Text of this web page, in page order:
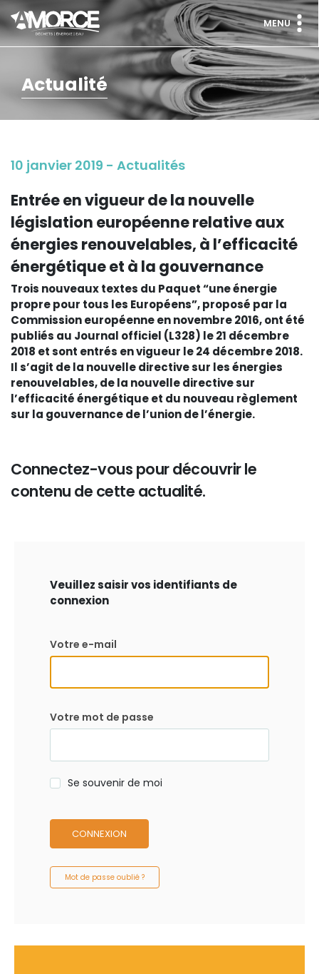
MENU
Actualité
10 janvier 2019 - Actualités
Entrée en vigueur de la nouvelle
législation européenne relative aux
énergies renouvelables, à l’efficacité
énergétique et à la gouvernance
Trois nouveaux textes du Paquet “une énergie
propre pour tous les Européens”, proposé par la
Commission européenne en novembre 2016, ont été
publiés au Journal officiel (L328) le 21 décembre
2018 et sont entrés en vigueur le 24 décembre 2018.
Il s’agit de la nouvelle directive sur les énergies
renouvelables, de la nouvelle directive sur
l’efficacité énergétique et du nouveau règlement
sur la gouvernance de l’union de l’énergie.
Connectez-vous pour découvrir le
contenu de cette actualité.
Veuillez saisir vos identifiants de
connexion
Votre e-mail
Votre mot de passe
Se souvenir de moi
CONNEXION
Mot de passe oublié ?